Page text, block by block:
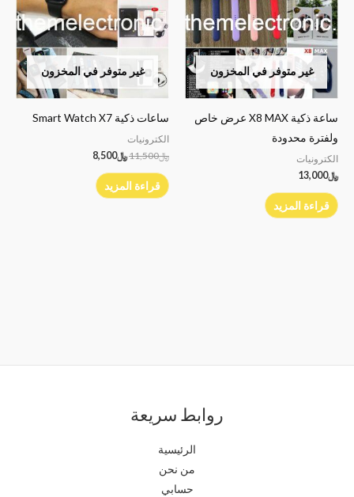
غير متوفر في المخزون
ساعة ذكية X8 MAX عرض خاص
ولفترة محدودة
الكترونيات
﷼13,000
قراءة المزيد
غير متوفر في المخزون
ساعات ذكية Smart Watch X7
الكترونيات
﷼11,500﷼8,500
قراءة المزيد
روابط سريعة
الرئيسية
من نحن
حسابي